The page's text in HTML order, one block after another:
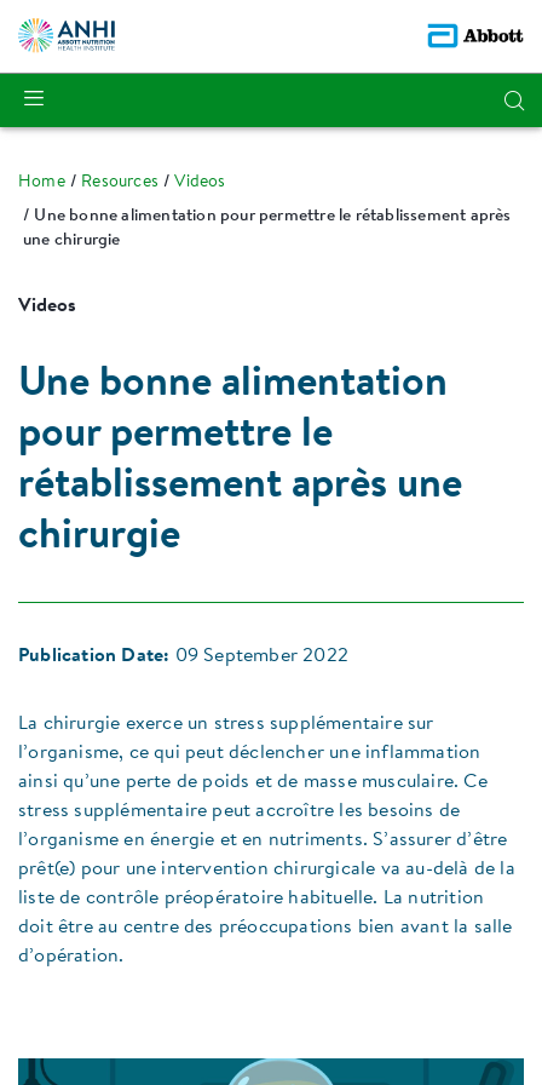
Home Resources
Videos
Une bonne alimentation pour permettre le rétablissement après
une chirurgie
Videos
Une bonne alimentation
pour permettre le
rétablissement après une
chirurgie
Publication Date: 09 September 2022
La chirurgie exerce un stress supplémentaire sur
l’organisme, ce qui peut déclencher une inflammation
ainsi qu’une perte de poids et de masse musculaire. Ce
stress supplémentaire peut accroître les besoins de
l’organisme en énergie et en nutriments. S’assurer d’être
prêt(e) pour une intervention chirurgicale va au-delà de la
liste de contrôle préopératoire habituelle. La nutrition
doit être au centre des préoccupations bien avant la salle
d’opération.